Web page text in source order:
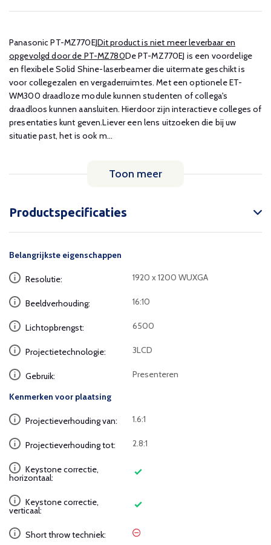
Panasonic PT-MZ770EJDit product is niet meer leverbaar en
opgevolgd door de PT-MZ780De PT-MZ770EJ is een voordelige
en flexibele Solid Shine-laserbeamer die uitermate geschikt is
voor collegezalen en vergaderruimtes. Met een optionele ET-
WM300 draadloze module kunnen studenten of collega's
draadloos kunnen aansluiten. Hierdoor zijn interactieve colleges of
presentaties kunt geven.Liever een lens uitzoeken die bij uw
situatie past, het is ook m...
Toon meer
Productspecificaties
Belangrijkste eigenschappen
Resolutie: 1920 x 1200 WUXGA
Beeldverhouding: 16:10
Lichtopbrengst: 6500
Projectietechnologie: 3LCD
Gebruik: Presenteren
Kenmerken voor plaatsing
Projectieverhouding van: 1.6:1
Projectieverhouding tot: 2.8:1
Keystone correctie,
horizontaal:
Keystone correctie,
verticaal:
Short throw techniek: